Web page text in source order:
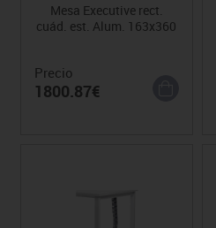
Mesa Executive rect.
cuád. est. Alum. 163x360
Precio
1800.87€